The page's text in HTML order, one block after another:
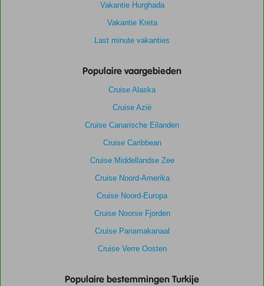
Vakantie Hurghada
Vakantie Kreta
Last minute vakanties
Populaire vaargebieden
Cruise Alaska
Cruise Azië
Cruise Canarische Eilanden
Cruise Caribbean
Cruise Middellandse Zee
Cruise Noord-Amerika
Cruise Noord-Europa
Cruise Noorse Fjorden
Cruise Panamakanaal
Cruise Verre Oosten
Populaire bestemmingen Turkije